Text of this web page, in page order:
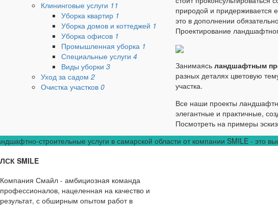
Клининговые услуги 11
Уборка квартир 1
Уборка домов и коттеджей 1
Уборка офисов 1
Промышленная уборка 1
Специальные услуги 4
Виды уборки 3
Уход за садом 2
Очистка участков 0
природой и придерживается
это в дополнении
Проектирование
Занимаясь ландшафтным
разных деталях цветовую
участка.
Все наши проекты
элегантные и практичные,
Посмотреть на примеры
строительные услуги в самарской области от компании SMILE - это
ЛСК SMILE
Компания Смайл - амбициозная команда
профессионалов, нацеленная на качество и
результат, с обширным опытом работ в